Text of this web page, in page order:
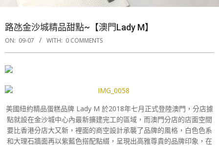
路氹金沙城精品甜點~【澳門Lady M】
ON: 09-07 WITH: 0 COMMENTS
美國紐約精品蛋糕品牌 Lady M 於2018年七月正式登陸澳門，分店據
點就設在金沙城中心內最新擴建完工的區域，而澳門分店的店面空間
要比香港分店大又新，裡面的商空設計承襲了品牌的風格，白色色系
和大理石牆面再以紫藍色搭配點綴，呈現出高雅尊貴的品牌印象，在